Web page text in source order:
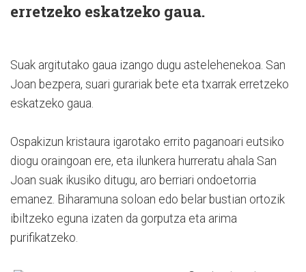
erretzeko eskatzeko gaua.
Suak argitutako gaua izango dugu astelehenekoa. San
Joan bezpera, suari gurariak bete eta txarrak erretzeko
eskatzeko gaua.
Ospakizun kristaura igarotako errito paganoari eutsiko
diogu oraingoan ere, eta ilunkera hurreratu ahala San
Joan suak ikusiko ditugu, aro berriari ondoetorria
emanez. Biharamuna soloan edo belar bustian ortozik
ibiltzeko eguna izaten da gorputza eta arima
purifikatzeko.